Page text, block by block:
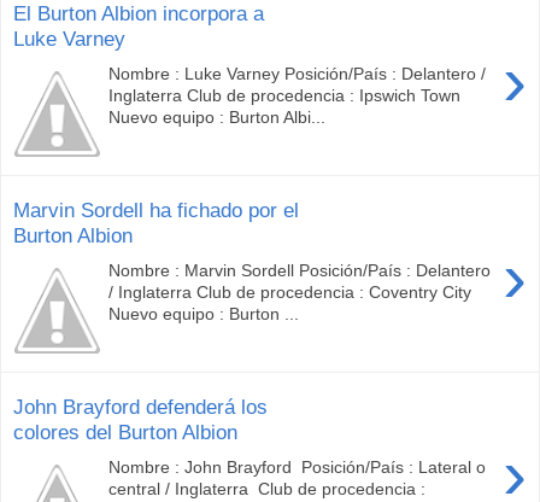
El Burton Albion incorpora a
Luke Varney
›
Nombre : Luke Varney Posición/País : Delantero /
Inglaterra Club de procedencia : Ipswich Town
Nuevo equipo : Burton Albi...
Marvin Sordell ha fichado por el
Burton Albion
›
Nombre : Marvin Sordell Posición/País : Delantero
/ Inglaterra Club de procedencia : Coventry City
Nuevo equipo : Burton ...
John Brayford defenderá los
colores del Burton Albion
›
Nombre : John Brayford Posición/País : Lateral o
central / Inglaterra Club de procedencia :